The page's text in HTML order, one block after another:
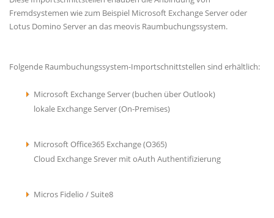
Fremdsystemen wie zum Beispiel Microsoft Exchange Server oder
Lotus Domino Server an das meovis Raumbuchungssystem.
Folgende Raumbuchungssystem-Importschnittstellen sind erhältlich:
Microsoft Exchange Server (buchen über Outlook)
lokale Exchange Server (On-Premises)
Microsoft Office365 Exchange (O365)
Cloud Exchange Srever mit oAuth Authentifizierung
Micros Fidelio / Suite8